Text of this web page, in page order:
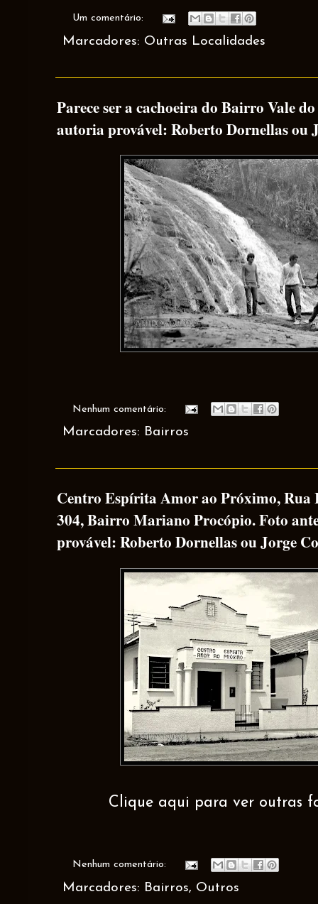
Um comentário:
Marcadores: Outras Localidades
Parece ser a cachoeira do Bairro Vale
autoria provável: Roberto Dornellas ou
Nenhum comentário:
Marcadores: Bairros
Centro Espírita Amor ao Próximo, Rua
304, Bairro Mariano Procópio. Foto
provável: Roberto Dornellas ou Jorge
Clique aqui para ver outras
Nenhum comentário:
Marcadores: Bairros, Outros